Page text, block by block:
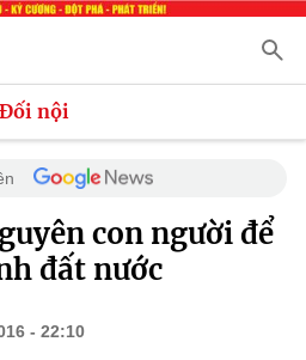
Đối nội
con người để
đất nước
- 22:10